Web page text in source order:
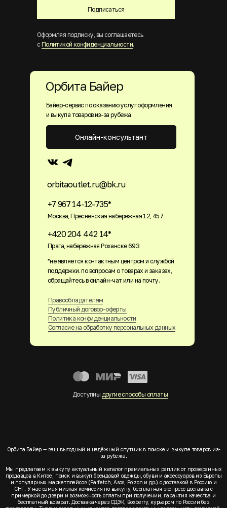
Подписаться
Оформляя подписку, вы соглашаетесь
с Политикой конфиденциальности.
Байер-сервис по оказанию услуг оформления
и выкупа товаров из-за рубежа.
+7 967 14-12-735*
Москва, Пресненская набережная 12, 457
+420 204 442 14*
Прага, набережная Роханске 693
orbitaoutlet.ru@bk.ru
Правообладателям
Публичный договор-оферты
Политика конфиденциальности
Согласие на обработку персональных данных
Онлайн-консультант
Орбита Байер
Доступны другие способы оплаты
*не является контактным центром и службой
поддержки. по вопросам о товарах и заказах,
обращайтесь в онлайн-чат или на почту.
Орбита Байер — ваш выгодный и надёжный спутник в поиске и выкупе товаров из-
за рубежа.
Мы предлагаем к выкупу актуальный каталог премиальных реплик от проверенных
продавцов в Китае, поиск и выкуп брендовой одежды, обуви и аксессуаров из Европы
и популярных маркетплейсов (Farfetch, Asos, Poizon и др.) с доставкой в Россию и
СНГ. У нас самая низкая комиссия по выкупу, бесплатная экспресс доставка с
примеркой до двери и возможность оплаты при получении, гарантия качества и
бесплатный возврат. Доставка через СДЭК, Boxberry, курьером по России без